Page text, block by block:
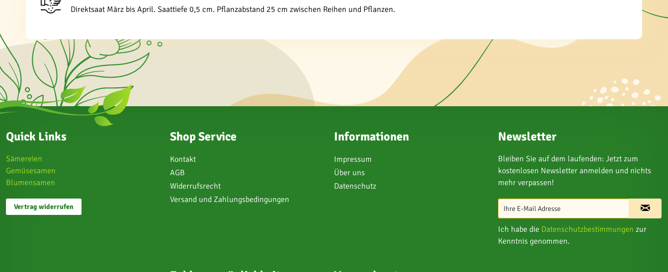
Direktsaat März bis April. Saattiefe 0,5 cm. Pflanzabstand 25 cm zwischen Reihen und Pflanzen.
Quick Links
Sämereien
Gemüsesamen
Blumensamen
Vertrag widerrufen
Shop Service
Kontakt
AGB
Widerrufsrecht
Versand und Zahlungsbedingungen
Informationen
Impressum
Über uns
Datenschutz
Newsletter
Bleiben Sie auf dem laufenden: Jetzt zum
kostenlosen Newsletter anmelden und nichts
mehr verpassen!
Ich habe die Datenschutzbestimmungen zur
Kenntnis genommen.